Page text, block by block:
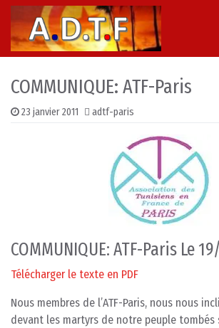
Skip to content
Main Navigation
COMMUNIQUE: ATF-Paris
23 janvier 2011 adtf-paris
COMMUNIQUE: ATF-Paris Le
Télécharger le texte en PDF
Nous membres de l’ATF-Paris, nous nous
devant les martyrs de notre peuple tombés